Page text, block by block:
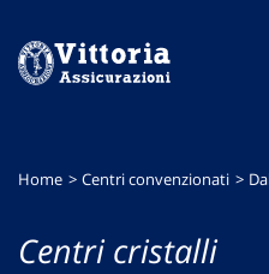
menu
contenuto
footer
Home Centri convenzionati
Centri cristalli